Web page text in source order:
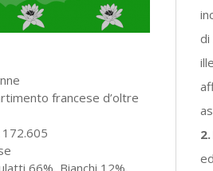
francese d’oltre
172.605
di